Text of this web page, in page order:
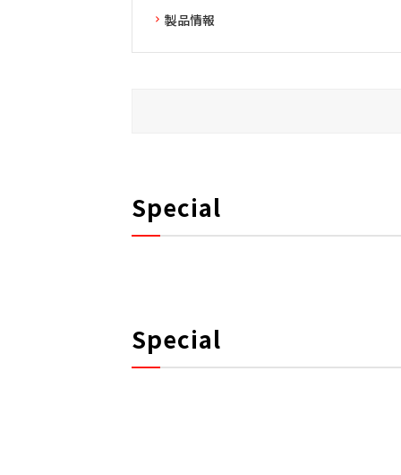
製品情報
Special
Special